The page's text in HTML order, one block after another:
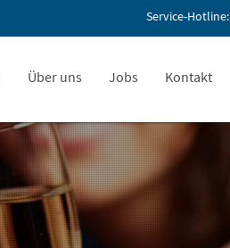
Service-Hotline:
Über uns Jobs Kontakt